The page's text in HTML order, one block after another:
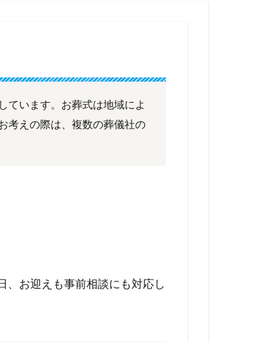
ています。お葬式は地域によ
考えの際は、複数の葬儀社の
、お迎えも事前相談にも対応し